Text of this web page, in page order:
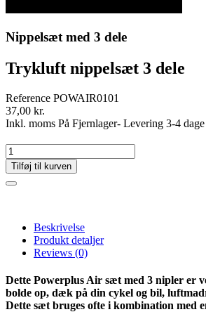
Nippelsæt med 3 dele
Trykluft nippelsæt 3 dele
Reference POWAIR0101
37,00 kr.
Inkl. moms På Fjernlager- Levering 3-4 dage
Tilføj til kurven
Beskrivelse
Produkt detaljer
Reviews (0)
Dette Powerplus Air sæt med 3 nipler er
bolde op, dæk på din cykel og bil,
Dette sæt bruges ofte i kombination med